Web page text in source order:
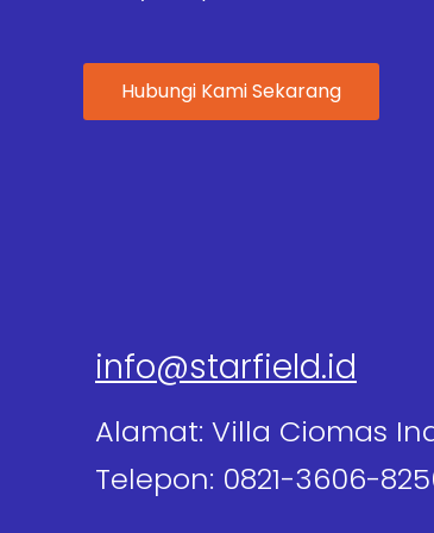
Hubungi Kami Sekarang
info@starfield.id
Alamat: Villa Ciomas
Telepon: 0821-3606-